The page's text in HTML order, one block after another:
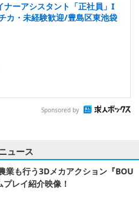
ナーアシスタント「正社員」I
カ・未経験歓迎/豊島区東池袋
Sponsored by
ュース
業も行う3Dメカアクション『BOU
レイ紹介映像！